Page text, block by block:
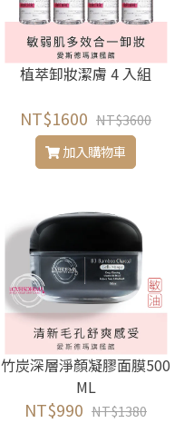
植萃卸妝潔膚 4 入組
NT$1600 NT$3600
加入購物車
竹炭深層淨顏凝膠面膜500
ML
NT$990 NT$1380